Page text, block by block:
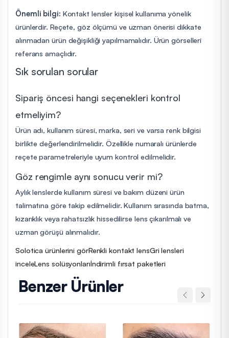
Önemli bilgi: Kontakt lensler kişisel kullanıma yönelik
ürünlerdir. Reçete, göz ölçümü ve uzman önerisi dikkate
alınmadan ürün değişikliği yapılmamalıdır. Ürün görselleri
referans amaçlıdır.
Sık sorulan sorular
Sipariş öncesi hangi seçenekleri kontrol
etmeliyim?
Ürün adı, kullanım süresi, marka, seri ve varsa renk bilgisi
birlikte değerlendirilmelidir. Özellikle numaralı ürünlerde
reçete parametreleriyle uyum kontrol edilmelidir.
Göz rengimle aynı sonucu verir mi?
Aylık lenslerde kullanım süresi ve bakım düzeni ürün
talimatına göre takip edilmelidir. Kullanım sırasında batma,
kızarıklık veya rahatsızlık hissedilirse lens çıkarılmalı ve
uzman görüşü alınmalıdır.
Solotica ürünlerini görRenkli kontakt lensGri lensleri
inceleLens solüsyonlarıİndirimli fırsat paketleri
Benzer Ürünler